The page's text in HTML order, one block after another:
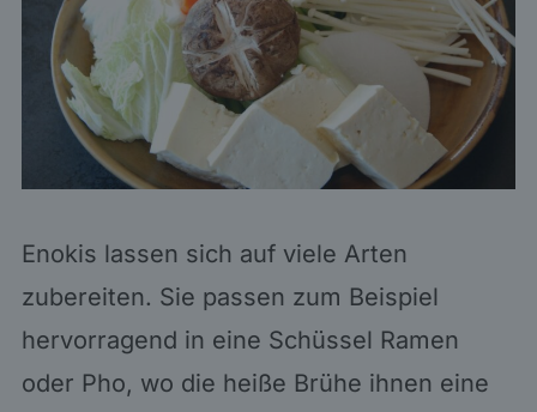
Enokis lassen sich auf viele Arten
zubereiten. Sie passen zum Beispiel
hervorragend in eine Schüssel Ramen
oder Pho, wo die heiße Brühe ihnen eine